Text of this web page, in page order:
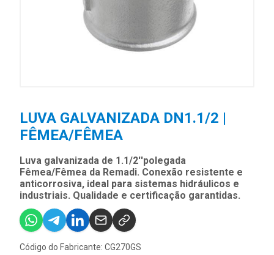
LUVA GALVANIZADA DN1.1/2 |
FÊMEA/FÊMEA
Luva galvanizada de 1.1/2''polegada
Fêmea/Fêmea da Remadi. Conexão resistente e
anticorrosiva, ideal para sistemas hidráulicos e
industriais. Qualidade e certificação garantidas.
Código do Fabricante: CG270GS